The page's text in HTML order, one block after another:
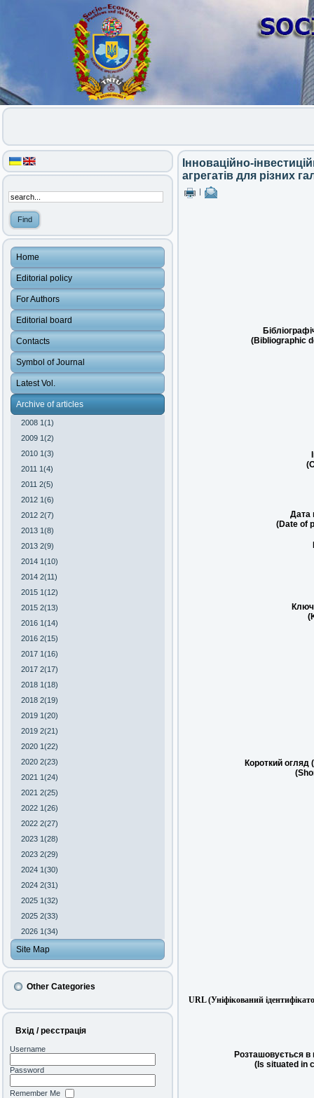
Home
Editorial policy
For Authors
Editorial board
Contacts
Symbol of Journal
Latest Vol.
Archive of articles
2008 1(1)
2009 1(2)
2010 1(3)
2011 1(4)
2011 2(5)
2012 1(6)
2012 2(7)
2013 1(8)
2013 2(9)
2014 1(10)
2014 2(11)
2015 1(12)
2015 2(13)
2016 1(14)
2016 2(15)
2017 1(16)
2017 2(17)
2018 1(18)
2018 2(19)
2019 1(20)
2019 2(21)
2020 1(22)
2020 2(23)
2021 1(24)
2021 2(25)
2022 1(26)
2022 2(27)
2023 1(28)
2023 2(29)
2024 1(30)
2024 2(31)
2025 1(32)
2025 2(33)
2026 1(34)
Site Map
Other Categories
Вхід / реєстрація
Username
Password
Remember Me
Інноваційно-
агрегатів для різних
(Bibliographic
Дата
(Date of
Короткий огляд
URL (Уніфікований
Розташовується в
(Is situated in